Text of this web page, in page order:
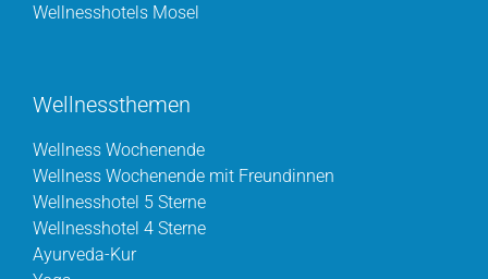
Wellnesshotels Mosel
Wellnessthemen
Wellness Wochenende
Wellness Wochenende mit Freundinnen
Wellnesshotel 5 Sterne
Wellnesshotel 4 Sterne
Ayurveda-Kur